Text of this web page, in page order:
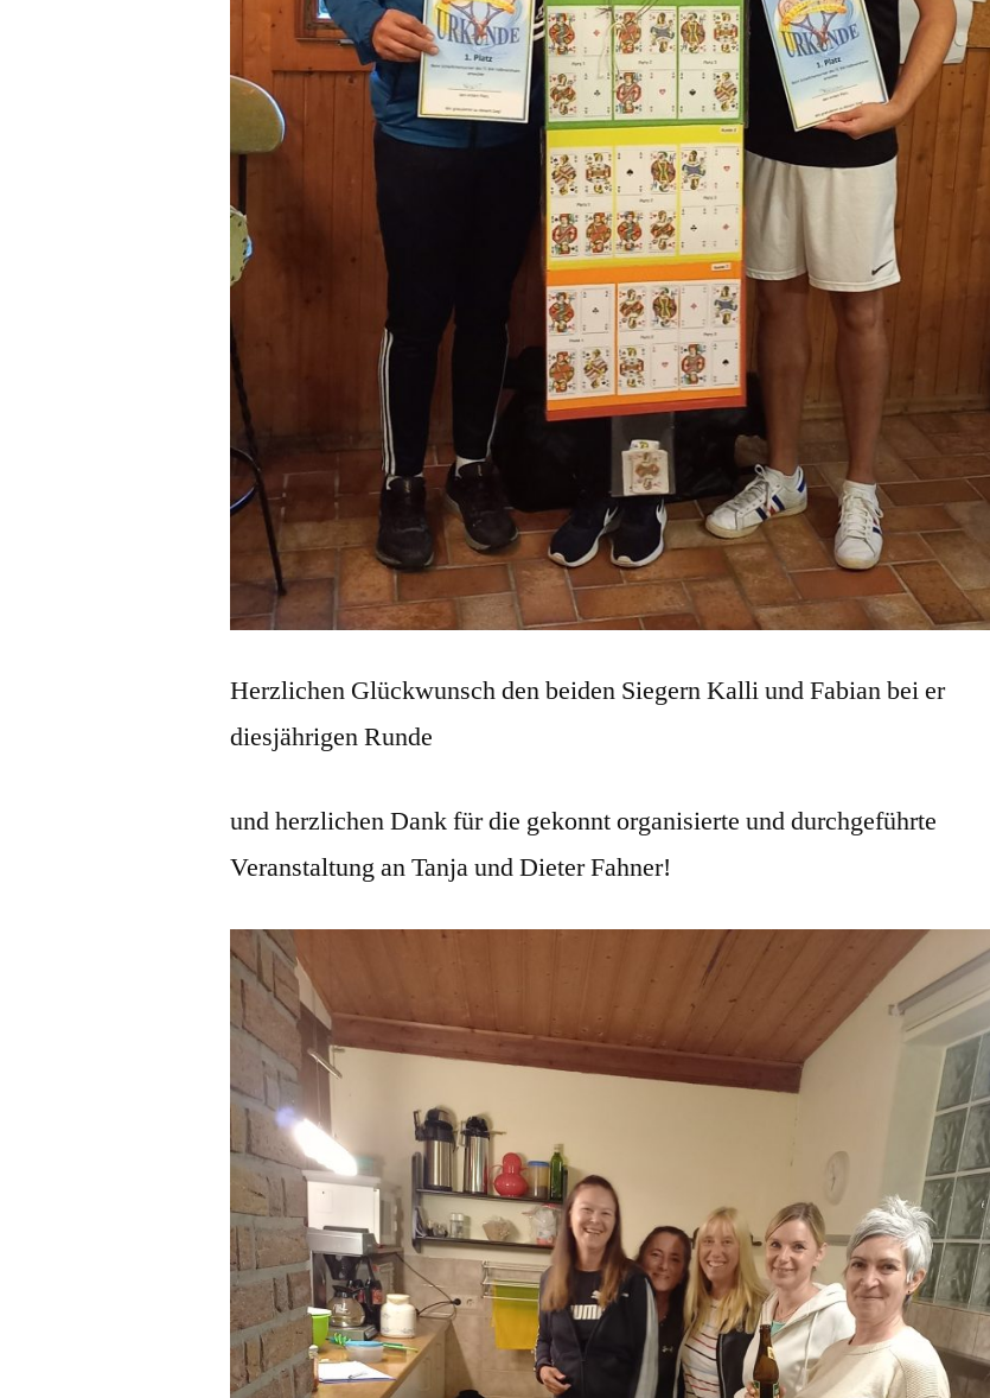
Herzlichen Glückwunsch den beiden Siegern Kalli und Fabian bei er
diesjährigen Runde
und herzlichen Dank für die gekonnt organisierte und durchgeführte
Veranstaltung an Tanja und Dieter Fahner!